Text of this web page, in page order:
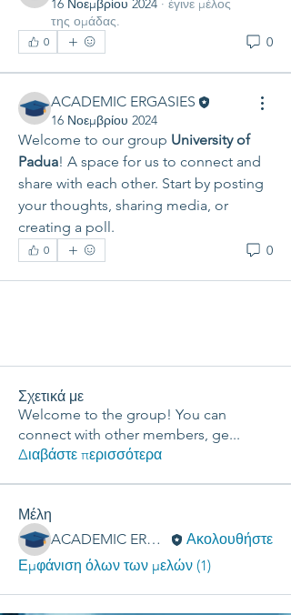
16 Νοεμβρίου 2024 · έγινε μέλος
της ομάδας.
0 0
ACADEMIC ERGASIES
16 Νοεμβρίου 2024
Welcome to our group University of
Padua! A space for us to connect and
share with each other. Start by posting
your thoughts, sharing media, or
creating a poll.
0 0
Σχετικά με
Welcome to the group! You can
connect with other members, ge...
Διαβάστε περισσότερα
Μέλη
ACADEMIC ERGASIES
Ακολουθήστε
Εμφάνιση όλων των μελών (1)